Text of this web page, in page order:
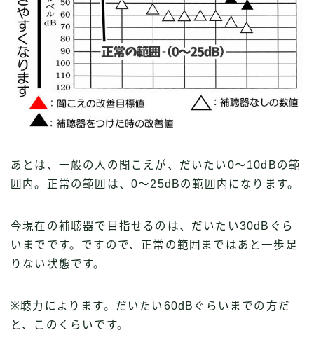
あとは、一般の人の聞こえが、だいたい0〜10dBの範
囲内。正常の範囲は、0〜25dBの範囲内になります。
今現在の補聴器で目指せるのは、だいたい30dBぐら
いまでです。ですので、正常の範囲まではあと一歩足
りない状態です。
※聴力によります。だいたい60dBぐらいまでの方だ
と、このくらいです。